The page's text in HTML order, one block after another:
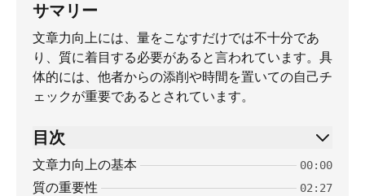
サマリー
文章力向上には、量をこなすだけでは不十分であ
り、質に着目する必要があると言われています。具
体的には、他者からの添削や時間を置いての自己チ
ェックが重要であるとされています。
目次
文章力向上の基本 00:00
質の重要性 02:27